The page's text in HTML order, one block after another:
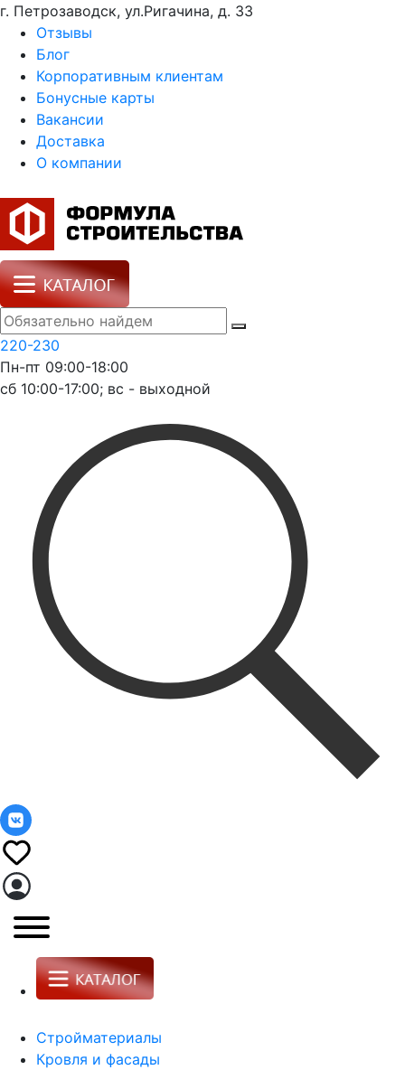
г. Петрозаводск, ул.Ригачина, д. 33
Отзывы
Блог
Корпоративным клиентам
Бонусные карты
Вакансии
Доставка
О компании
220-230
Пн-пт 09:00-18:00
сб 10:00-17:00; вс - выходной
Стройматериалы
Кровля и фасады